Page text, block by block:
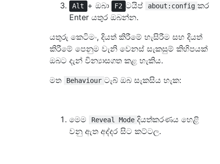
Alt + ඔබා F2 ටයිප් about:config කර
Enter යතුර ඔබන්න.
යතුරු කෙටිමං, දියත් කිරීමේ හැසිරීම සහ දියත්
කිරීමේ පෙනුම වැනි වෙනස් සැකසුම් කිහිපයක්
ඔබට දැන් වින්‍යාසගත කළ හැකිය.
මත
Behaviour ටැබ් ඔබ සැකසිය හැක:
මෙම Reveal Mode දියත්කරණය හෙළි
වනු ඇත අද්දර සිට කට්ටල.